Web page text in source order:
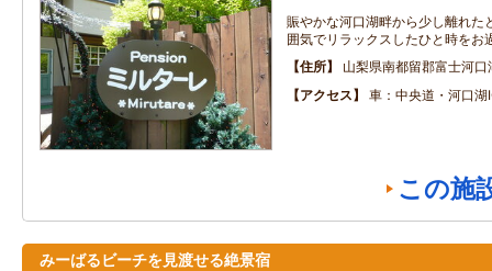
賑やかな河口湖畔から少し離れた
囲気でリラックスしたひと時をお
住所
山梨県南都留郡富士河
アクセス
車：中央道・河口
この施
みーばるビーチを見渡せる絶景宿